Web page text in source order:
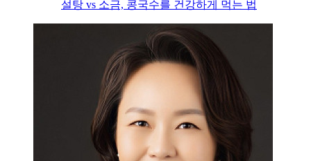
설탕 vs 소금, 콩국수를 건강하게 먹는 법